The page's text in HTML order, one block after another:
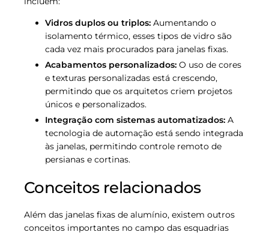
Vidros duplos ou triplos: Aumentando o
isolamento térmico, esses tipos de vidro são
cada vez mais procurados para janelas fixas.
Acabamentos personalizados: O uso de cores
e texturas personalizadas está crescendo,
permitindo que os arquitetos criem projetos
únicos e personalizados.
Integração com sistemas automatizados: A
tecnologia de automação está sendo integrada
às janelas, permitindo controle remoto de
persianas e cortinas.
Conceitos relacionados
Além das janelas fixas de alumínio, existem outros
conceitos importantes no campo das esquadrias